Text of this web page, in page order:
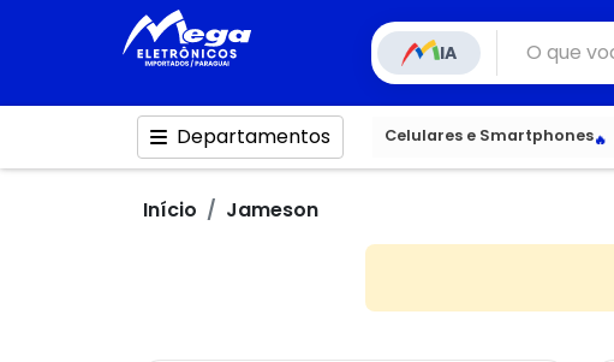
IA
Departamentos Celulares e Smartphones
Início Jameson